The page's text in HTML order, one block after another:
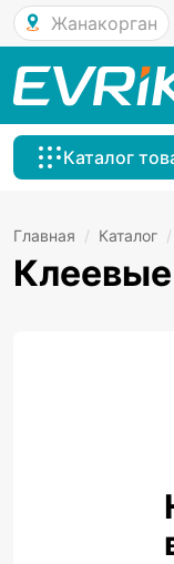
Жанакорган
Каталог
Главная / Каталог /